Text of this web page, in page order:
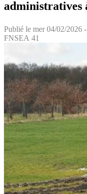
administratives
Publié le mer 04/02/2026
FNSEA 41